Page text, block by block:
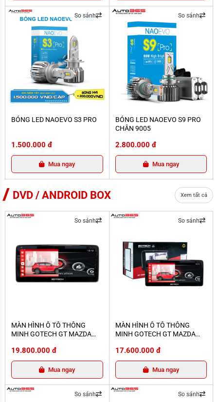
So sánh
BÓNG LED NAOEVO S3 PRO
1.500.000 đ
Mua ngay
So sánh
BÓNG LED NAOEVO S9 PRO
CHÂN 9005
2.800.000 đ
Mua ngay
DVD / ANDROID BOX Xem tất cả
So sánh
MÀN HÌNH Ô TÔ THÔNG
MINH GOTECH GT MAZDA
19.800.000 đ
Mua ngay
So sánh
MÀN HÌNH Ô TÔ THÔNG
MINH GOTECH GT MAZDA
17.600.000 đ
Mua ngay
So sánh So sánh